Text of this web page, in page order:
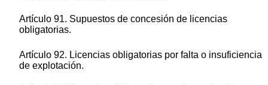
Artículo 91. Supuestos de concesión de licencias
obligatorias.
Artículo 92. Licencias obligatorias por falta o insuficiencia
de explotación.